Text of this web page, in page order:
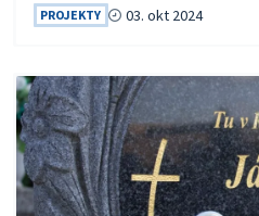
PROJEKTY 03. okt 2024